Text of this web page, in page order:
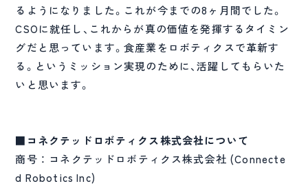
るようになりました。これが今までの8ヶ月間でした。
CSOに就任し、これからが真の価値を発揮するタイミン
グだと思っています。食産業をロボティクスで革新す
る。というミッション実現のために、活躍してもらいた
いと思います。
■コネクテッドロボティクス株式会社について
商号 ： コネクテッドロボティクス株式会社 (Connecte
d Robotics Inc)